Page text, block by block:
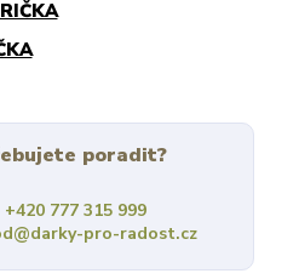
poradit?
+420 777 315 999
pro-radost.cz